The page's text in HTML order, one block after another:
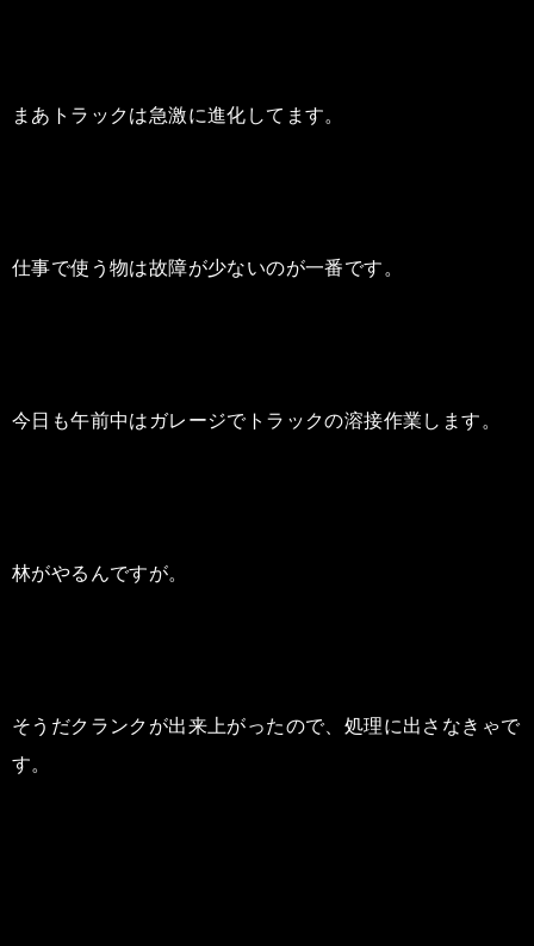
まあトラックは急激に進化してます。
仕事で使う物は故障が少ないのが一番です。
今日も午前中はガレージでトラックの溶接作業します。
林がやるんですが。
そうだクランクが出来上がったので、処理に出さなきゃで
す。